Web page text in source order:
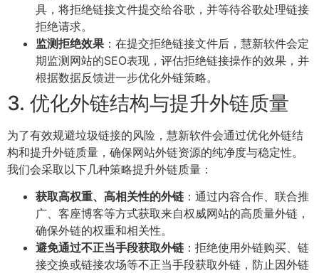
具，将拒绝链接文件提交给谷歌，并等待谷歌处理链接
拒绝请求。
监测拒绝效果 ：在提交拒绝链接文件后，慧新软件会定
期监测网站的SEO表现，评估拒绝链接操作的效果，并
根据数据反馈进一步优化外链策略。
3. 优化外链结构与提升外链质量
为了有效规避垃圾链接的风险，慧新软件会通过优化外链结
构和提升外链质量，确保网站外链资源的纯净度与稳定性。
我们会采取以下几种策略提升外链质量：
获取高权重、高相关性的外链 ：通过内容合作、联合推
广、客座博客等方式获取来自权威网站的高质量外链，
确保外链的权重和相关性。
避免通过不正当手段获取外链 ：拒绝使用外链购买、链
接交换或链接农场等不正当手段获取外链，防止因外链